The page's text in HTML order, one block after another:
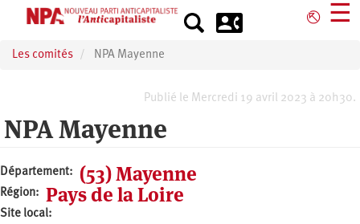
principal
⎋ ☰
Les comités NPA Mayenne
Publié le Mercredi 19 avril 2023 à 20h30.
NPA Mayenne
Département (53) Mayenne
Région Pays de la Loire
Site local